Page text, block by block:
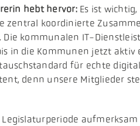
hebt hervor:Es ist
koordinierte
kommunalen IT-
in die Kommunen jetzt
für echte
denn unsere Mitglieder
Legislaturperiode